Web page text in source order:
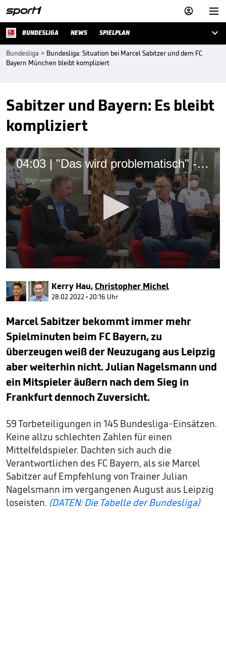


BUNDESLIGA NEWS SPIELPLAN 
Bundesliga > Bundesliga: Situation bei Marcel Sabitzer und dem FC
Bayern München bleibt kompliziert
Sabitzer und Bayern: Es bleibt
kompliziert
04:03 | "Das wird problematisch" - Dopa zweifelt an Bayern
seconds
of
4
minutes,
seconds
Kerry Hau,Christopher Michel
28.02.2022 • 20:16 Uhr
Marcel Sabitzer bekommt immer mehr
Spielminuten beim FC Bayern, zu
überzeugen weiß der Neuzugang aus Leipzig
aber weiterhin nicht. Julian Nagelsmann und
ein Mitspieler äußern nach dem Sieg in
Frankfurt dennoch Zuversicht.
59 Torbeteiligungen in 145 Bundesliga-Einsätzen.
Keine allzu schlechten Zahlen für einen
Mittelfeldspieler. Dachten sich auch die
Verantwortlichen des FC Bayern, als sie Marcel
Sabitzer auf Empfehlung von Trainer Julian
Nagelsmann im vergangenen August aus Leipzig
loseisten. (DATEN: Die Tabelle der Bundesliga)